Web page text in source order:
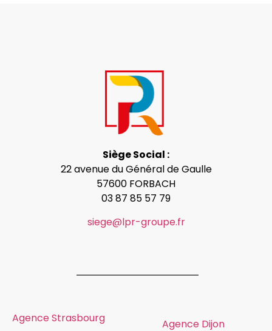
Siège Social :
22 avenue du Général de Gaulle
57600 FORBACH
03 87 85 57 79
siege@lpr-groupe.fr
Agence Strasbourg Agence Dijon